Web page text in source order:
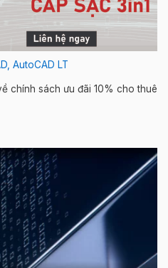
AutoCAD LT
chính sách ưu đãi 10% cho thuê